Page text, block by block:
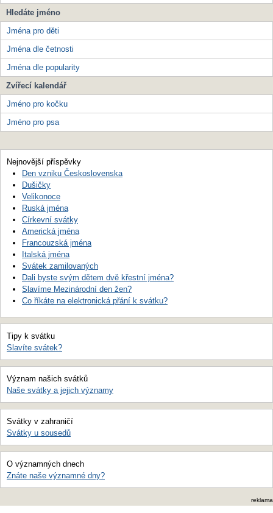
Hledáte jméno
Jména pro děti
Jména dle četnosti
Jména dle popularity
Zvířecí kalendář
Jméno pro kočku
Jméno pro psa
Nejnovější příspěvky
Den vzniku Československa
Dušičky
Velikonoce
Ruská jména
Církevní svátky
Americká jména
Francouzská jména
Italská jména
Svátek zamilovaných
Dali byste svým dětem dvě křestní jména?
Slavíme Mezinárodní den žen?
Co říkáte na elektronická přání k svátku?
Tipy k svátku
Slavíte svátek?
Význam našich svátků
Naše svátky a jejich významy
Svátky v zahraničí
Svátky u sousedů
O významných dnech
Znáte naše významné dny?
reklama